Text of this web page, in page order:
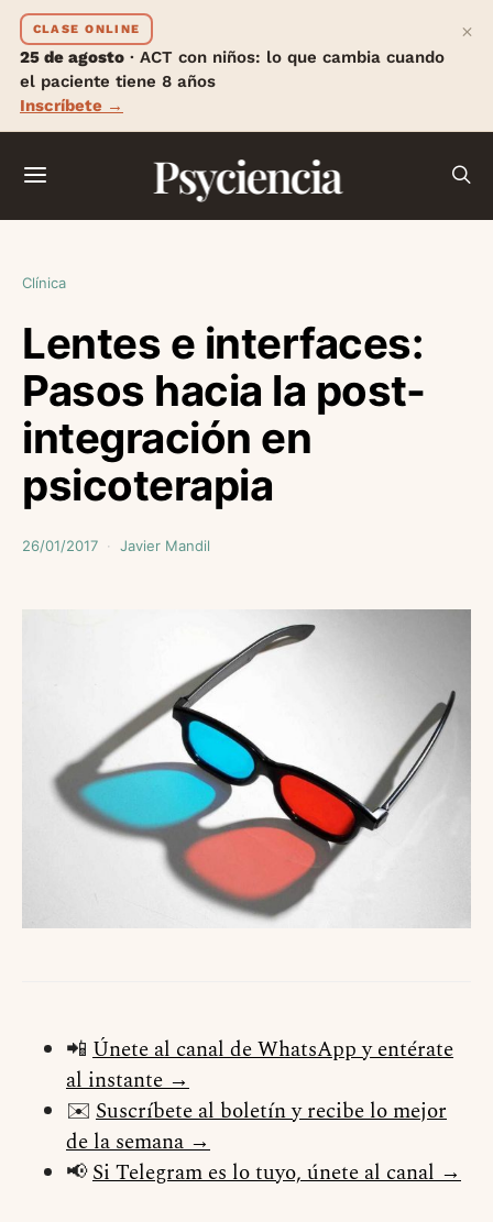
CLASE ONLINE
25 de agosto · ACT con niños: lo que cambia cuando
el paciente tiene 8 años
Inscríbete →
×
Psyciencia
Clínica
Lentes e interfaces:
Pasos hacia la post-
integración en
psicoterapia
26/01/2017 Javier Mandil
📲 Únete al canal de WhatsApp y entérate
al instante →
✉️ Suscríbete al boletín y recibe lo mejor
de la semana →
📢Si Telegram es lo tuyo, únete al canal →